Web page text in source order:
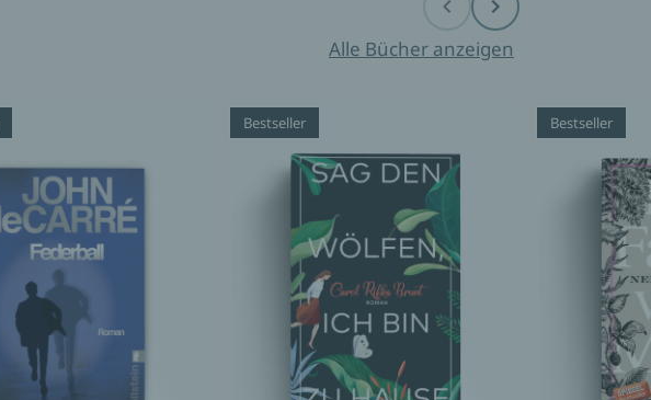
Before Next
Alle Bücher anzeigen
Bestseller Bestseller